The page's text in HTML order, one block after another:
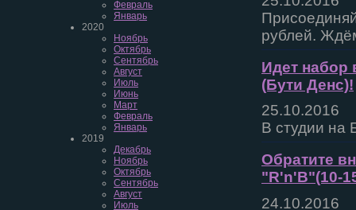
Февраль
Январь
2020
Ноябрь
Октябрь
Сентябрь
Август
Июль
Июнь
Март
Февраль
Январь
2019
Декабрь
Ноябрь
Октябрь
Сентябрь
Август
Июль
рублей.
Идет набор
(Бути Денс)!
25.10.2016
В студии на
Обратите
"R'n'B"(10-
24.10.2016